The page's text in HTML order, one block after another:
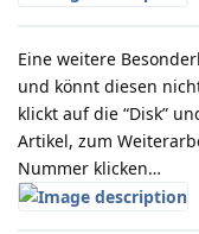
Eine weitere
und könnt diesen
klickt auf die “Disk”
Artikel, zum
Nummer klicken…